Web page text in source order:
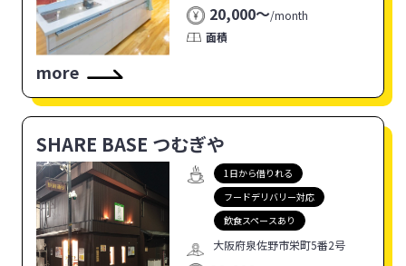
20,000〜/month
面積
more
SHARE BASE つむぎや
1日から借りれる
フードデリバリー対応
飲食スペースあり
大阪府泉佐野市栄町5番2号